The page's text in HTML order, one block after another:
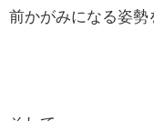
前かがみになる姿勢